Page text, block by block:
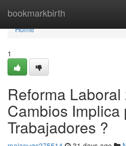
bookmarkbirth
Home
Home
1
Reforma
Cambios Implica
Trabajadores ?